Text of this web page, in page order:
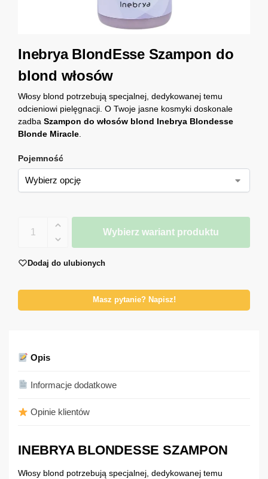
Inebrya BlondEsse Szampon do
blond włosów
Włosy blond potrzebują specjalnej, dedykowanej temu
odcieniowi pielęgnacji. O Twoje jasne kosmyki doskonale
zadba Szampon do włosów blond Inebrya Blondesse
Blonde Miracle
Pojemność
Wybierz wariant produktu
Dodaj do ulubionych
Masz pytanie? Napisz!
Opis
Informacje dodatkowe
Opinie klientów
INEBRYA BLONDESSE SZAMPON
Włosy blond potrzebują specjalnej, dedykowanej temu